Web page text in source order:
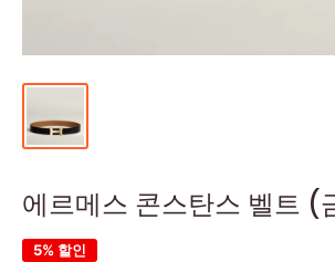
에르메스 콘스탄스 벨트 (
5% 할인